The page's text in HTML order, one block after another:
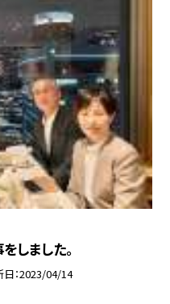
しました。
日 2023/04/14